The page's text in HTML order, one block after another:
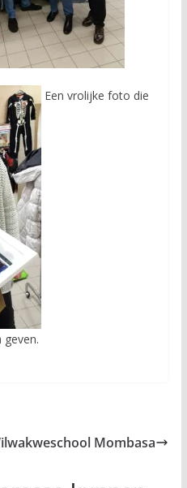
Een vrolijke foto die
Mombasa